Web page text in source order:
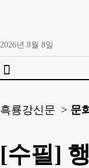
2026년 8월 8일

흑룡강신문 > 문
[수필]